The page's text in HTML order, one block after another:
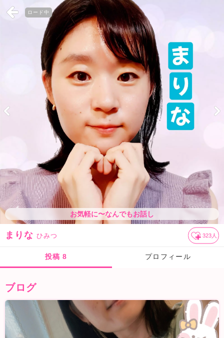
ロード中
お気軽に〜なんでもお話し
まりな ひみつ 323 人
投稿 8 プロフィール
ブログ